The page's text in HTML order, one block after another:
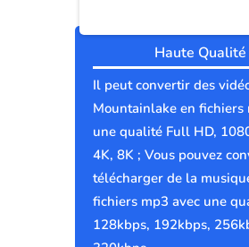
Haute Qualité
Il peut convertir des
Mountainlake en fichiers
une qualité Full HD,
4K, 8K ; Vous pouvez
télécharger de la
fichiers mp3 avec une
128kbps, 192kbps,